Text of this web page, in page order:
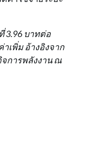
3.96 บาทต่อ
เพิ่ม อ้างอิงจาก
การพลังงาน ณ